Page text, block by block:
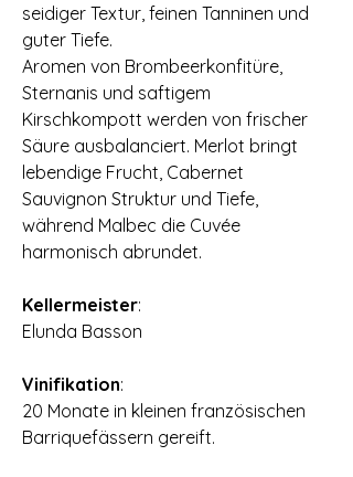
seidiger Textur‚ feinen Tanninen und
guter Tiefe.
Aromen von Brombeerkonfitüre‚
Sternanis und saftigem
Kirschkompott werden von frischer
Säure ausbalanciert. Merlot bringt
lebendige Frucht‚ Cabernet
Sauvignon Struktur und Tiefe‚
während Malbec die Cuvée
harmonisch abrundet.
Kellermeister:
​Elunda Basson
Vinifikation:
20 Monate in kleinen französischen
Barriquefässern gereift.